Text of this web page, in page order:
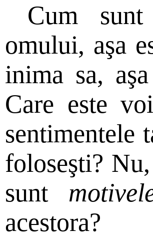
Cum sunt
omului, aşa
inima sa,
Care este
sentimentele
foloseşti?
sunt
acestora?